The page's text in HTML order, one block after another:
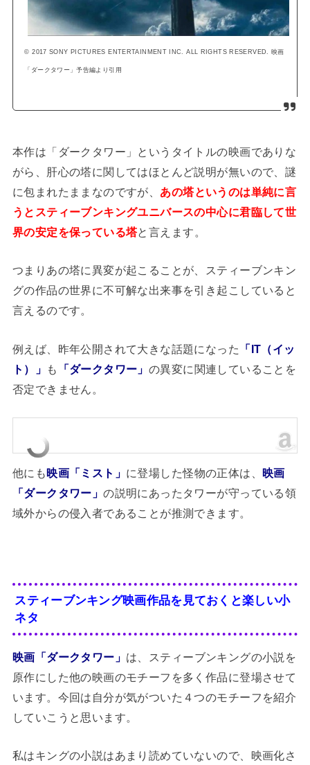
© 2017 SONY PICTURES ENTERTAINMENT INC. ALL RIGHTS RESERVED. 映画
「ダークタワー」予告編より引用
本作は「ダークタワー」というタイトルの映画でありな
がら、肝心の塔に関してはほとんど説明が無いので、謎
に包まれたままなのですが、 あの塔というのは単純に言
うとスティーブンキングユニバースの中心に君臨して世
界の安定を保っている塔と言えます。
つまりあの塔に異変が起こることが、スティーブンキン
グの作品の世界に不可解な出来事を引き起こしていると
言えるのです。
例えば、昨年公開されて大きな話題になった
「IT（イッ
ト）」
も 「ダークタワー」 の異変に関連していることを
否定できません。
他にも映画「ミスト」 に登場した怪物の正体は、 映画
「ダークタワー」の説明にあったタワーが守っている領
域外からの侵入者であることが推測できます。
スティーブンキング映画作品を見ておくと楽しい小
ネタ
映画「ダークタワー」 は、スティーブンキングの小説を
原作にした他の映画のモチーフを多く作品に登場させて
います。今回は自分が気がついた４つのモチーフを紹介
していこうと思います。
私はキングの小説はあまり読めていないので、映画化さ